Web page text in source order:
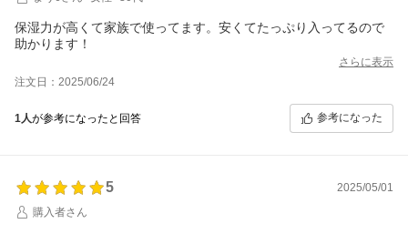
保湿力が高くて家族で使ってます。安くてたっぷり入ってるので
助かります！
さらに表示
注文日：2025/06/24
1人が参考になったと回答 参考になった
5
2025/05/01
購入者さん